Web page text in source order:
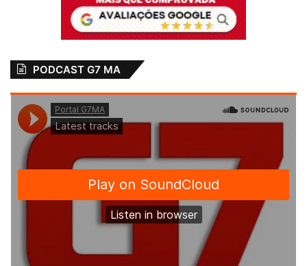
PODCAST G7 MA